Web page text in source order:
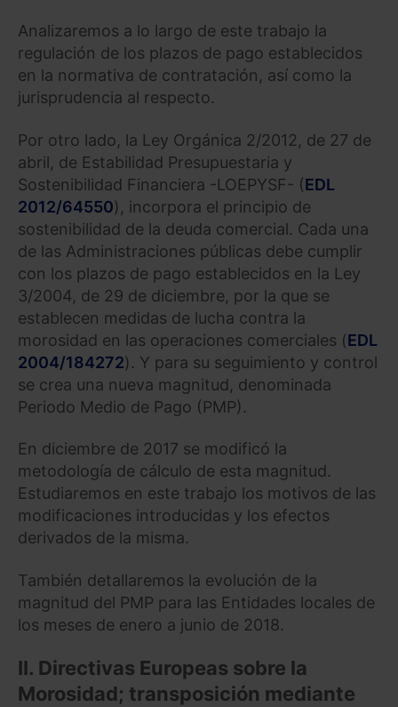
Analizaremos a lo largo de este trabajo la
regulación de los plazos de pago establecidos
en la normativa de contratación, así como la
jurisprudencia al respecto.
Por otro lado, la Ley Orgánica 2/2012, de 27 de
abril, de Estabilidad Presupuestaria y
Sostenibilidad Financiera -LOEPYSF- (EDL
2012/64550), incorpora el principio de
sostenibilidad de la deuda comercial. Cada una
de las Administraciones públicas debe cumplir
con los plazos de pago establecidos en la Ley
3/2004, de 29 de diciembre, por la que se
establecen medidas de lucha contra la
morosidad en las operaciones comerciales (EDL
2004/184272). Y para su seguimiento y control
se crea una nueva magnitud, denominada
Periodo Medio de Pago (PMP).
En diciembre de 2017 se modificó la
metodología de cálculo de esta magnitud.
Estudiaremos en este trabajo los motivos de las
modificaciones introducidas y los efectos
derivados de la misma.
También detallaremos la evolución de la
magnitud del PMP para las Entidades locales de
los meses de enero a junio de 2018.
II. Directivas Europeas sobre la
Morosidad; transposición mediante